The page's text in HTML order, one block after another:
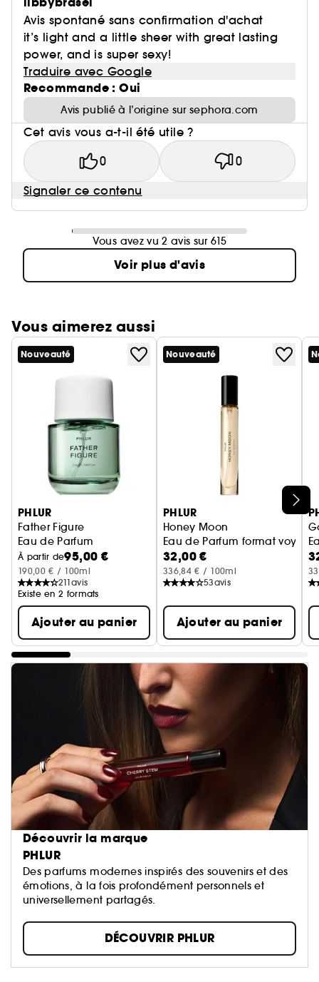
Avis spontané sans confirmation d'achat
it’s light and a little sheer with great lasting
power, and is super sexy!
Traduire avec Google
Recommande : Oui
Avis publié à l’origine sur sephora.com
Cet avis vous a-t-il été utile ?
0 0
Signaler ce contenu
Vous avez vu 2 avis sur 615
Voir plus d'avis
Vous aimerez aussi
Ignorer le carrousel produits
Nouveauté
PHLUR
Father Figure
Eau de Parfum
À partir de95,00 €
190,00 € / 100ml
211avis
Existe en 2 formats
Ajouter au panier
Nouveauté
PHLUR
Honey Moon
Eau de Parfum format voyage
32,00 €
336,84 € / 100ml
53avis
Ajouter au panier
Découvrir la marque
PHLUR
Des parfums modernes inspirés des souvenirs et des
émotions, à la fois profondément personnels et
universellement partagés.
DÉCOUVRIR PHLUR